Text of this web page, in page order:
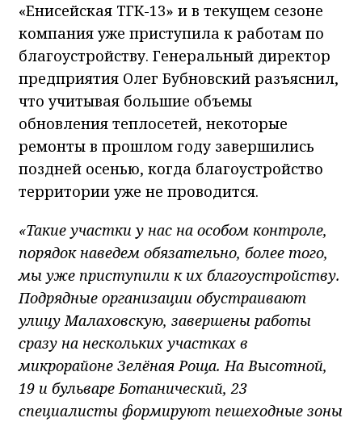
«Енисейская ТГК-13» и в текущем сезоне
компания уже приступила к работам по
благоустройству. Генеральный директор
предприятия Олег Бубновский разъяснил,
что учитывая большие объемы
обновления теплосетей, некоторые
ремонты в прошлом году завершились
поздней осенью, когда благоустройство
территории уже не проводится.
«Такие участки у нас на особом контроле,
порядок наведем обязательно, более того,
мы уже приступили к их благоустройству.
Подрядные организации обустраивают
улицу Малаховскую, завершены работы
сразу на нескольких участках в
микрорайоне Зелёная Роща. На Высотной,
19 и бульваре Ботанический, 23
специалисты формируют пешеходные зоны